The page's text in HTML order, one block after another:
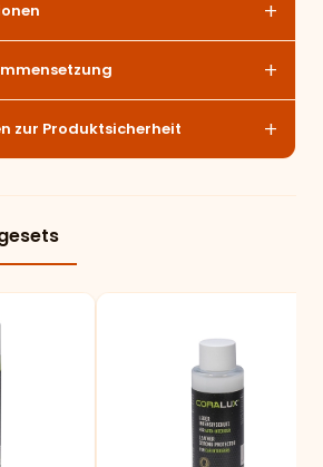
zur Produktsicherheit